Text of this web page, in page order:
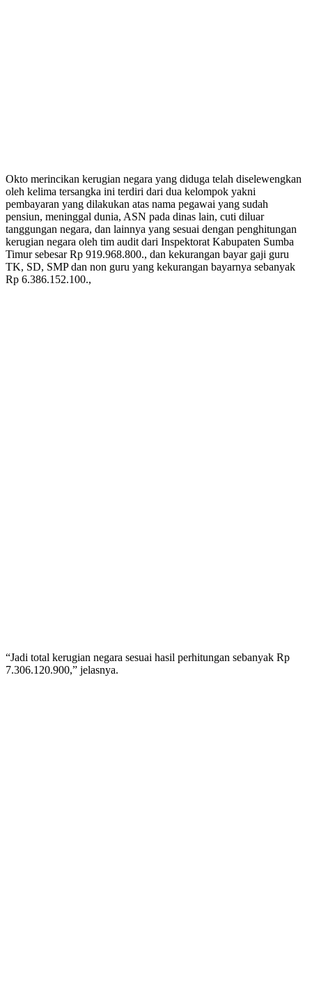
Okto merincikan kerugian negara yang diduga telah diselewengkan
oleh kelima tersangka ini terdiri dari dua kelompok yakni
pembayaran yang dilakukan atas nama pegawai yang sudah
pensiun, meninggal dunia, ASN pada dinas lain, cuti diluar
tanggungan negara, dan lainnya yang sesuai dengan penghitungan
kerugian negara oleh tim audit dari Inspektorat Kabupaten Sumba
Timur sebesar Rp 919.968.800., dan kekurangan bayar gaji guru
TK, SD, SMP dan non guru yang kekurangan bayarnya sebanyak
Rp 6.386.152.100.,
“Jadi total kerugian negara sesuai hasil perhitungan sebanyak Rp
7.306.120.900,” jelasnya.